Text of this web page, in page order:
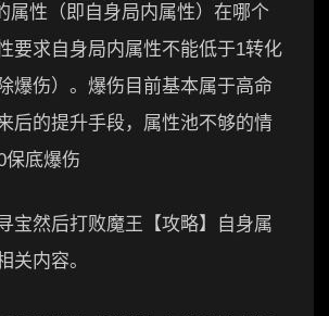
属性（即自身局内属性）在哪个
要求自身局内属性不能低于1转化
爆伤）。爆伤目前基本属于高命
后的提升手段，属性池不够的情
保底爆伤
宝然后打败魔王【攻略】自身属
关内容。